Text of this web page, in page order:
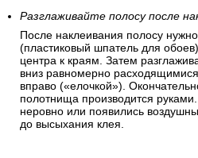
Разглаживайте полосу после
После наклеивания полосу
(пластиковый шпатель для
центра к краям. Затем
вниз равномерно
вправо («елочкой»).
полотнища производится
неровно или появились
до высыхания клея.